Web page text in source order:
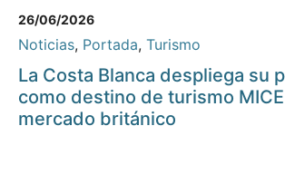
26/06/2026
Noticias, Portada, Turismo
La Costa Blanca despliega su
como destino de turismo
mercado británico